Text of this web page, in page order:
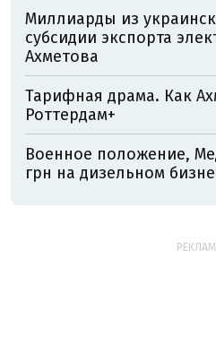
Миллиарды из
субсидии экспорта
Ахметова
Тарифная драма. Как
Роттердам+
Военное положение,
грн на дизельном